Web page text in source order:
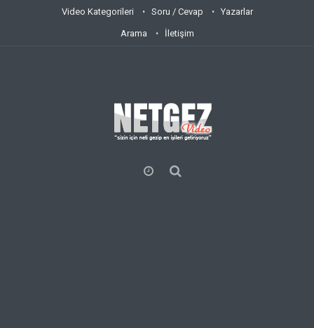
Video Kategorileri Soru / Cevap Yazarlar
Arama İletişim